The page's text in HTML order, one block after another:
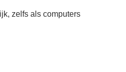
zelfs als computers